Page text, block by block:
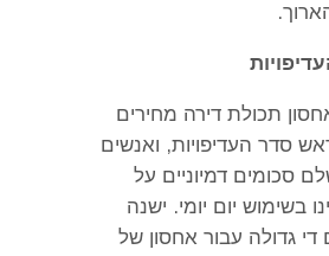
.
תכולת דירה מחירים
סדר העדיפויות, ואנשים
סכומים דמיוניים על
בשימוש יום יומי. ישנה
גדולה עבור אחסון של